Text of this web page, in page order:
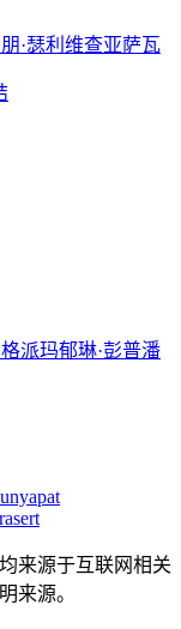
·瑟利维查亚萨瓦
派玛郁琳·彭普潘
来源于互联网相关
来源。